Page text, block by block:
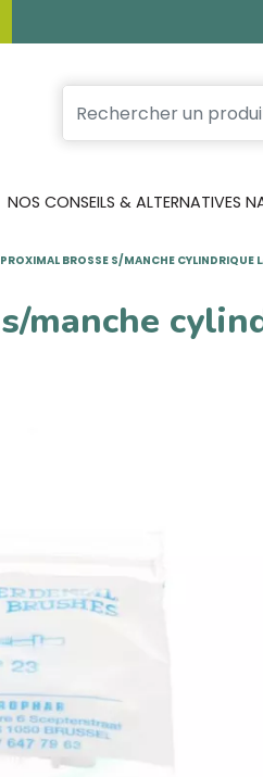
NOS CONSEILS & ALTERNATIVES
PROXIMAL BROSSE S/MANCHE CYLINDRIQUE
manche